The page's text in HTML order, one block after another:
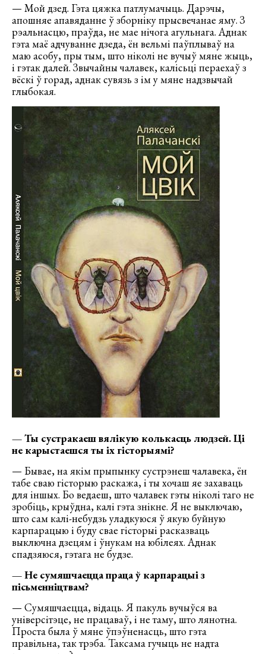
— Мой дзед. Гэта цяжка патлумачыць. Дарэчы,
апошняе апавяданне ў зборніку прысвечанае яму. З
рэальнасцю, праўда, не мае нічога агульнага. Аднак
гэта маё адчуванне дзеда, ён вельмі паўплываў на
маю асобу, пры тым, што ніколі не вучыў мяне жыць,
і гэтак далей. Звычайны чалавек, калісьці пераехаў з
вёскі ў горад, аднак сувязь з ім у мяне надзвычай
глыбокая.
— Ты сустракаеш вялікую колькасць людзей. Ці
не карыстаешся ты іх гісторыямі?
— Бывае, на якім прыпынку сустрэнеш чалавека, ён
табе сваю гісторыю раскажа, і ты хочаш яе захаваць
для іншых. Бо ведаеш, што чалавек гэты ніколі таго не
зробіць, крыўдна, калі гэта знікне. Я не выключаю,
што сам калі-небудзь уладкуюся ў якую буйную
карпарацыю і буду свае гісторыі расказваць
выключна дзецям і ўнукам на юбілеях. Аднак
спадзяюся, гэтага не будзе.
— Не сумяшчаецца праца ў карпарацыі з
пісьменніцтвам?
— Сумяшчаецца, відаць. Я пакуль вучыўся ва
універсітэце, не працаваў, і не таму, што лянотна.
Проста была ў мяне ўпэўненасць, што гэта
правільна, так трэба. Таксама гучыць не надта